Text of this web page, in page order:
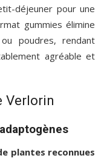
déjeuner pour une
gummies élimine
poudres, rendant
agréable et
Verlorin
plantes reconnues